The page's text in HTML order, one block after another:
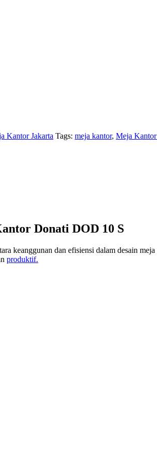
Kantor Jakarta Tags: meja kantor, Meja
Donati DOD 10 S
keanggunan dan efisiensi dalam desain
produktif.